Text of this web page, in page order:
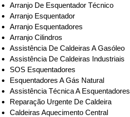
Arranjo De Esquentador Técnico
Arranjo Esquentador
Arranjo Esquentadores
Arranjo Cilindros
Assistência De Caldeiras A Gasóleo
Assistência De Caldeiras Industriais
SOS Esquentadores
Esquentadores A Gás Natural
Assistência Técnica A Esquentadores
Reparação Urgente De Caldeira
Caldeiras Aquecimento Central